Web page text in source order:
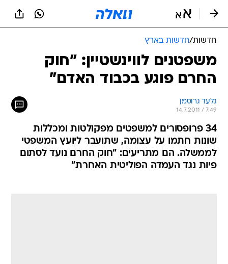
חדשות/חדשות בארץ
משפטנים לווינשטיין: "חוק
החרם פוגע בכבוד האדם"
גלעד גרוסמן
14.7.2011 / 7:49
34 פרופסורים למשפטים מפקולטות ומכללות
שונות חתמו על עצומה, שתועבר ליועץ המשפטי
לממשלה. הם מתריעים: "חוק החרם נועד לסתום
פיות נגד העמדה הפוליטית האחרת"